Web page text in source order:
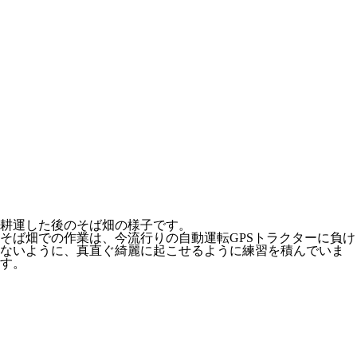
耕運した後のそば畑の様子です。
そば畑での作業は、今流行りの自動運転GPSトラクターに負け
ないように、真直ぐ綺麗に起こせるように練習を積んでいま
す。